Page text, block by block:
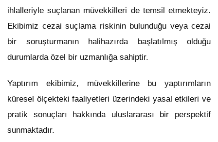
ihlalleriyle suçlanan müvekkilleri de temsil etmekteyiz.
Ekibimiz cezai suçlama riskinin bulunduğu veya cezai
bir soruşturmanın halihazırda başlatılmış olduğu
durumlarda özel bir uzmanlığa sahiptir.
Yaptırım ekibimiz, müvekkillerine bu yaptırımların
küresel ölçekteki faaliyetleri üzerindeki yasal etkileri ve
pratik sonuçları hakkında uluslararası bir perspektif
sunmaktadır.